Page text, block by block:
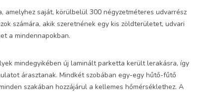
saját, körülbelül 300 négyzetméteres udvarrész
számára, akik szeretnének egy kis zöldterületet, udvari
a mindennapokban.
mindegyikében új laminált parketta került lerakásra, így
árasztanak. Mindkét szobában egy-egy hűtő-fűtő
szakában hozzájárul a kellemes hőmérséklethez. A